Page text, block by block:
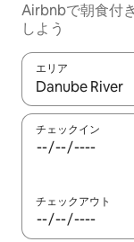
Airbnbで朝食付
しよう
エリア
検索結果が表示
チェックイン
チェックアウト